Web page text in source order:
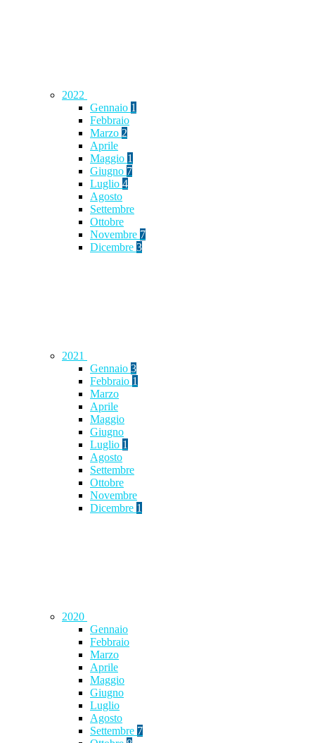
2022
Gennaio 1
Febbraio
Marzo 2
Aprile
Maggio 1
Giugno 7
Luglio 4
Agosto
Settembre
Ottobre
Novembre 7
Dicembre 3
2021
Gennaio 3
Febbraio 1
Marzo
Aprile
Maggio
Giugno
Luglio 1
Agosto
Settembre
Ottobre
Novembre
Dicembre 1
2020
Gennaio
Febbraio
Marzo
Aprile
Maggio
Giugno
Luglio
Agosto
Settembre 7